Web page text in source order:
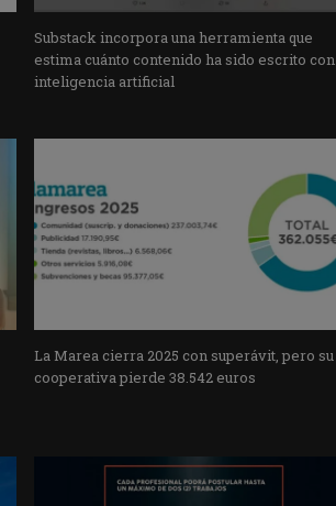
Substack incorpora una herramienta que
estima cuánto contenido ha sido escrito con
inteligencia artificial
La Marea cierra 2025 con superávit, pero su
cooperativa pierde 38.542 euros